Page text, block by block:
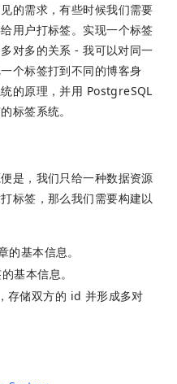
的需求，有些时候我们需要
用户打标签。实现一个标签
对多的关系 - 我可以对同一
个标签打到不同的博客身
的原理，并用 PostgreSQL
标签系统。
是，我们只给一种数据资源
标签，那么我们需要构建以
的基本信息。
基本信息。
，存储双方的 id 并形成多对